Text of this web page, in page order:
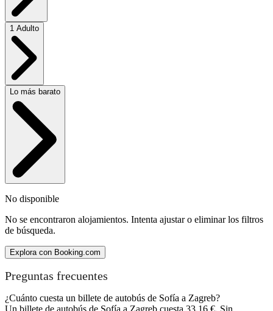
1 Adulto
Lo más barato
No disponible
No se encontraron alojamientos. Intenta ajustar o eliminar los filtros
de búsqueda.
Explora con Booking.com
Preguntas frecuentes
¿Cuánto cuesta un billete de autobús de Sofía a Zagreb?